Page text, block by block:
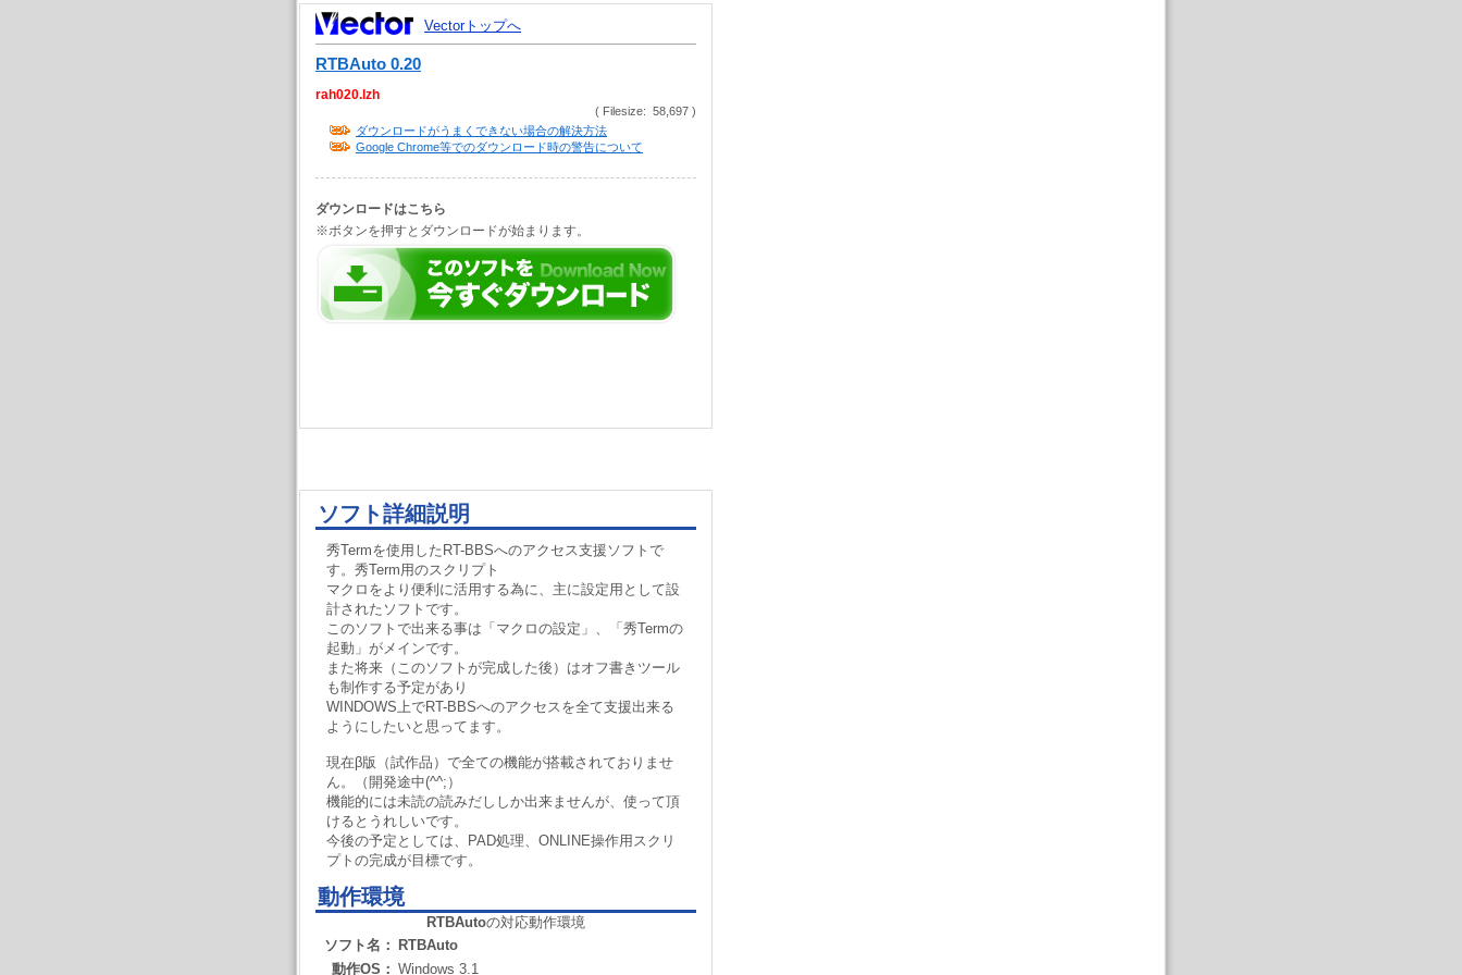
Vectorトップへ
RTBAuto 0.20
rah020.lzh
( Filesize: 58,697 )
ダウンロードがうまくできない場合の解決方法
Google Chrome等でのダウンロード時の警告について
ダウンロードはこちら
※ボタンを押すとダウンロードが始まります。
ソフト詳細説明
秀Termを使用したRT-BBSへのアクセス支援ソフトで
す。秀Term用のスクリプト
マクロをより便利に活用する為に、主に設定用として設
計されたソフトです。
このソフトで出来る事は「マクロの設定」、「秀Termの
起動」がメインです。
また将来（このソフトが完成した後）はオフ書きツール
も制作する予定があり
WINDOWS上でRT-BBSへのアクセスを全て支援出来る
ようにしたいと思ってます。
現在β版（試作品）で全ての機能が搭載されておりませ
ん。（開発途中(^^;）
機能的には未読の読みだししか出来ませんが、使って頂
けるとうれしいです。
今後の予定としては、PAD処理、ONLINE操作用スクリ
プトの完成が目標です。
動作環境
RTBAutoの対応動作環境
ソフト名：
RTBAuto
動作OS： Windows 3.1